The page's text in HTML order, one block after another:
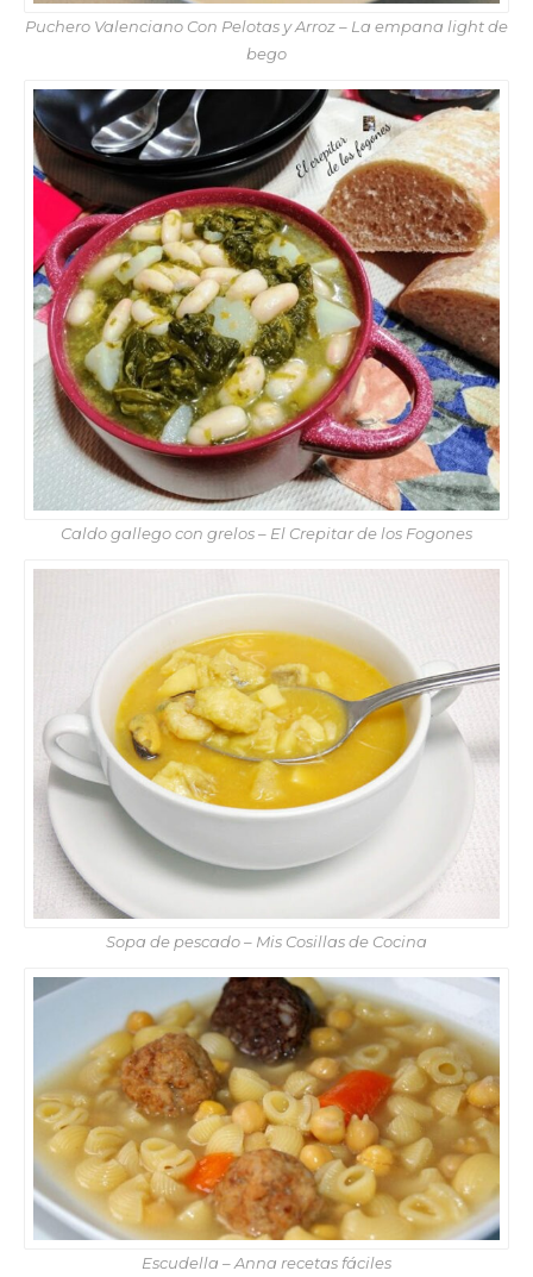
Puchero Valenciano Con Pelotas y Arroz – La empana light de
bego
Caldo gallego con grelos – El Crepitar de los Fogones
Sopa de pescado – Mis Cosillas de Cocina
Escudella – Anna recetas fáciles